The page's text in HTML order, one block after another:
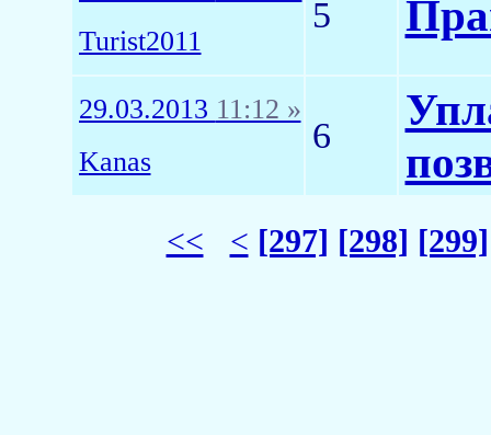
Turist2011
5
29.03.2013 11:12 »
Kanas
6
<< < [297] [298] [299]